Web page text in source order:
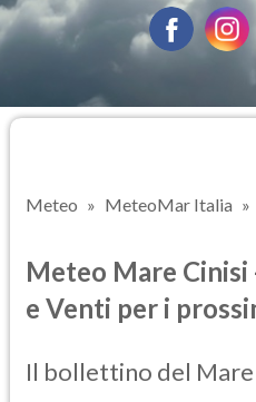
Meteo MeteoMar Italia
Meteo Mare
e Venti per i
Il bollettino del Mare